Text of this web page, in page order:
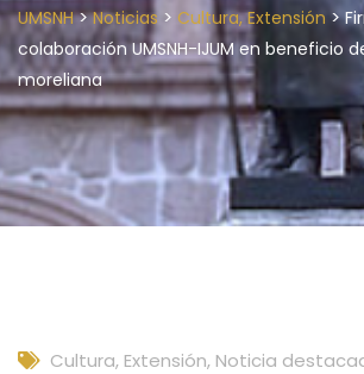
UMSNH>Noticias > Cultura, Extensión >
colaboración UMSNH-IJUM en beneficio
moreliana
Cultura, Extensión, Noticia